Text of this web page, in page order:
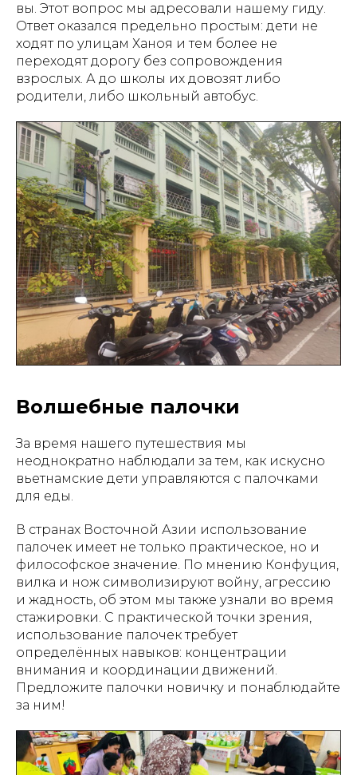
вы. Этот вопрос мы адресовали нашему гиду.
Ответ оказался предельно простым: дети не
ходят по улицам Ханоя и тем более не
переходят дорогу без сопровождения
взрослых. А до школы их довозят либо
родители, либо школьный автобус.
Волшебные палочки
За время нашего путешествия мы
неоднократно наблюдали за тем, как искусно
вьетнамские дети управляются с палочками
для еды.
В странах Восточной Азии использование
палочек имеет не только практическое, но и
философское значение. По мнению Конфуция,
вилка и нож символизируют войну, агрессию
и жадность, об этом мы также узнали во время
стажировки. С практической точки зрения,
использование палочек требует
определённых навыков: концентрации
внимания и координации движений.
Предложите палочки новичку и понаблюдайте
за ним!